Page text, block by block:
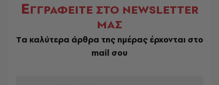
ΕΓΓΡΑΦΕΙΤΕ ΣΤΟ NEWSLETTER
ΜΑΣ
Tα καλύτερα άρθρα της ημέρας έρχονται στο
mail σου